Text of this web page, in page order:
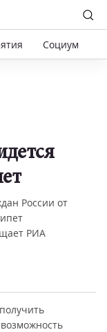
Социум
России от
РИА